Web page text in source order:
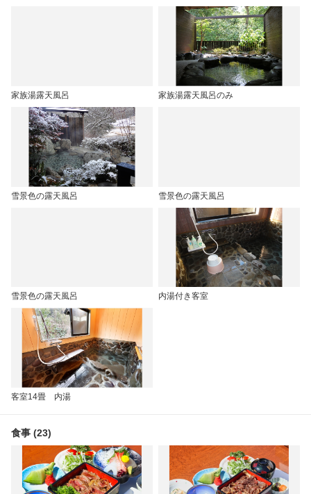
家族湯露天風呂 家族湯露天風呂のみ
雪景色の露天風呂 雪景色の露天風呂
雪景色の露天風呂 内湯付き客室
客室14畳 内湯
食事 (23)